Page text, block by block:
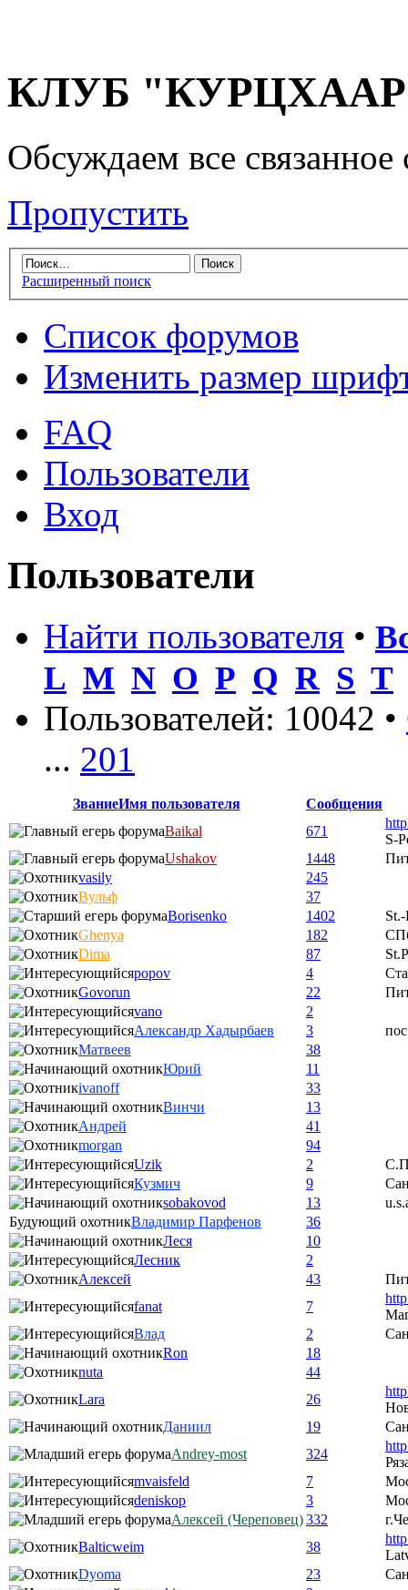
КЛУБ "КУРЦХААР"
Обсуждаем все
Пропустить
Расширенный поиск
Список форумов
Изменить размер
FAQ
Пользователи
Вход
Пользователи
Найти пользователя •
L M N O P Q R S T
Пользователей: 10042 •
... 201
ЗваниеИмя пользователя
Сообщения
Baikal
671
S-
Ushakov
1448
vasily
245
Вульф
37
Borisenko
1402
Ghenya
182
Dima
87
popov
4
Govorun
22
vano
2
Александр Хадырбаев
3
Матвеев
38
Юрий
11
ivanoff
33
Винчи
13
Андрей
41
morgan
94
Uzik
2
Кузмич
9
sobakovod
13
Будующий охотникВладимир Парфенов
36
Леся
10
Лесник
2
Алексей
43
fanat
7
Влад
2
Ron
18
nuta
44
Lara
26
Даниил
19
Andrey-most
324
mvaisfeld
7
deniskop
3
Алексей (Череповец)332
Balticweim
38
Dyoma
23